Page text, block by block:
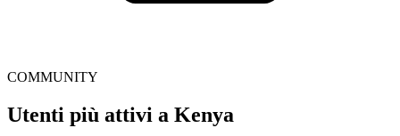
COMMUNITY
Utenti più attivi a Kenya